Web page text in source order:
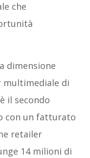
che
dimensione
multimediale di
il secondo
con un fatturato
retailer
14 milioni di